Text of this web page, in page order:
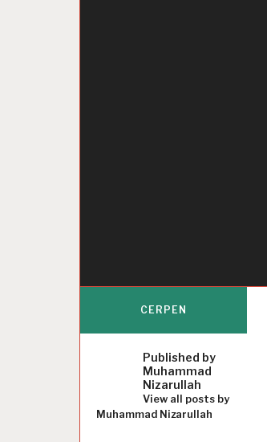
CERPEN
Published by
Muhammad
Nizarullah
View all posts by
Muhammad Nizarullah